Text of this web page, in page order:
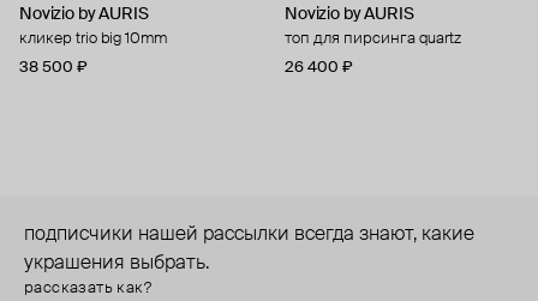
Novizio by AURIS
кликер trio big 10mm
38 500 ₽
Novizio by AURIS
топ для пирсинга quartz
26 400 ₽
подписчики нашей рассылки всегда знают, какие
украшения выбрать.
рассказать как?